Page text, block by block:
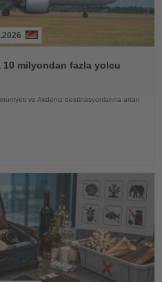
10 milyondan fazla yolcu
ve Akdeniz destinasyonlarına artan